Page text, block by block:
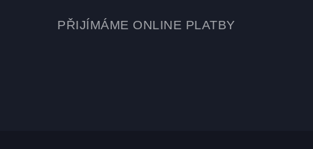
PŘIJÍMÁME ONLINE PLATBY